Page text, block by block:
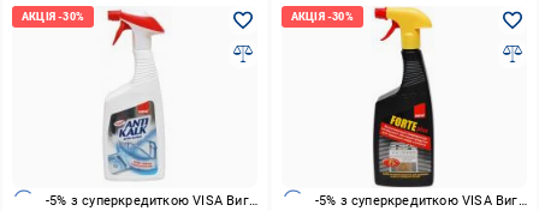
-5% з суперкредиткою VISA Вигода